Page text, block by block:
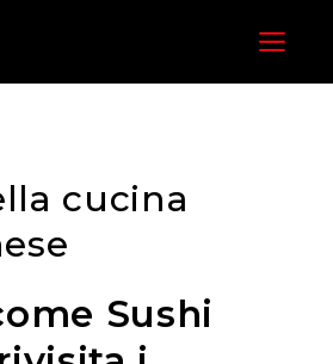
Menu
cucina
Sushi